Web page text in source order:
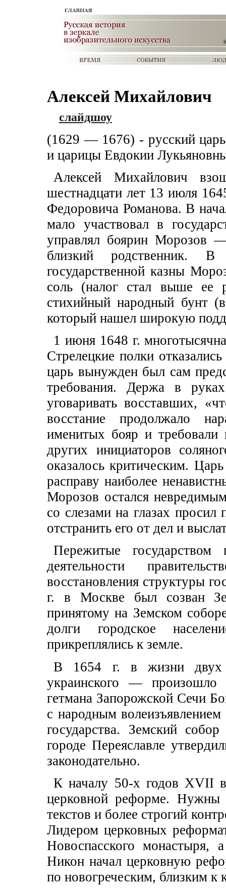
Алексей Михайлович
слайдшоу
(1629 — 1676) - русский
и царицы Евдокии
Алексей Михайлович
шестнадцати лет 13 июля
Федоровича Романова. В
мало участвовал в
управлял боярин Морозов
близкий родственник.
государственной казны
соль (налог стал выше ее
стихийный народный бунт
который нашел широкую
1 июня 1648 г.
Стрелецкие полки
царь вынужден был сам
требования. Держа в
уговаривать восставших,
восстание продолжало
именитых бояр и требовали
других инициаторов
оказалось критическим.
расправу наиболее
Морозов остался
со слезами на глазах просил
отстранить его от дел и
Пережитые
деятельности
восстановления структуры
г. в Москве был созван
принятому на Земском
долги городское
прикреплялись к земле.
В 1654 г. в жизни двух
украинского — произошло
гетмана Запорожской Сечи
с народным
государства. Земский
городе Переяславле
законодательно.
К началу 50-х годов XVII
церковной реформе. Нужны
текстов и более строгий
Лидером церковных
Новоспасского
Никон начал церковную
по новогреческим, близким к